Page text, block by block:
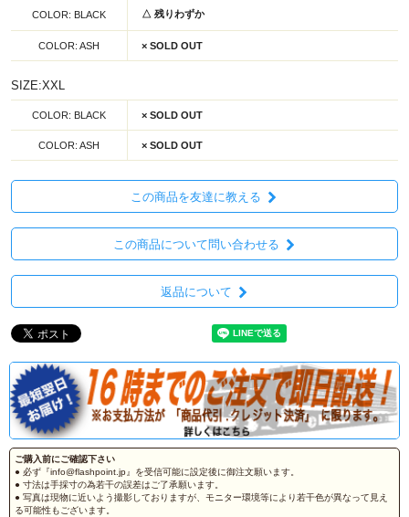
COLOR: BLACK △ 残りわずか
COLOR: ASH × SOLD OUT
SIZE:XXL
COLOR: BLACK × SOLD OUT
COLOR: ASH × SOLD OUT
この商品を友達に教える
この商品について問い合わせる
返品について
ご購入前にご確認下さい
● 必ず『info@flashpoint.jp』を受信可能に設定後に御注文願います。
● 寸法は手採寸の為若干の誤差はご了承願います。
● 写真は現物に近いよう撮影しておりますが、モニター環境等により若干色が異なって見え
る可能性もございます。